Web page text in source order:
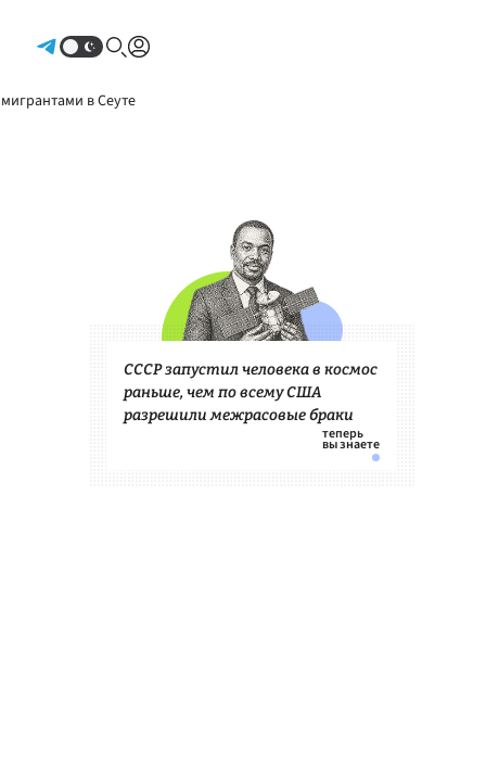
в Сеуте
СССР запустил человека в космос
раньше, чем по всему США
разрешили межрасовые браки